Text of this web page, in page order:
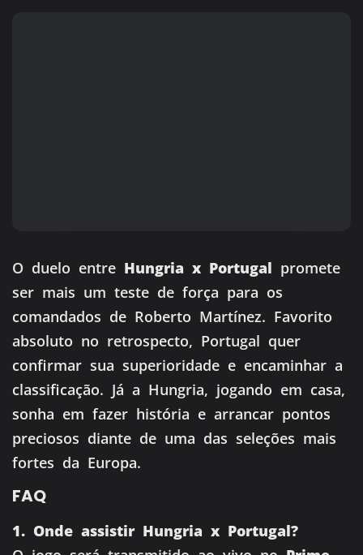
O duelo entre Hungria x Portugal promete
ser mais um teste de força para os
comandados de Roberto Martínez. Favorito
absoluto no retrospecto, Portugal quer
confirmar sua superioridade e encaminhar a
classificação. Já a Hungria, jogando em casa,
sonha em fazer história e arrancar pontos
preciosos diante de uma das seleções mais
fortes da Europa.
FAQ
1. Onde assistir Hungria x Portugal?